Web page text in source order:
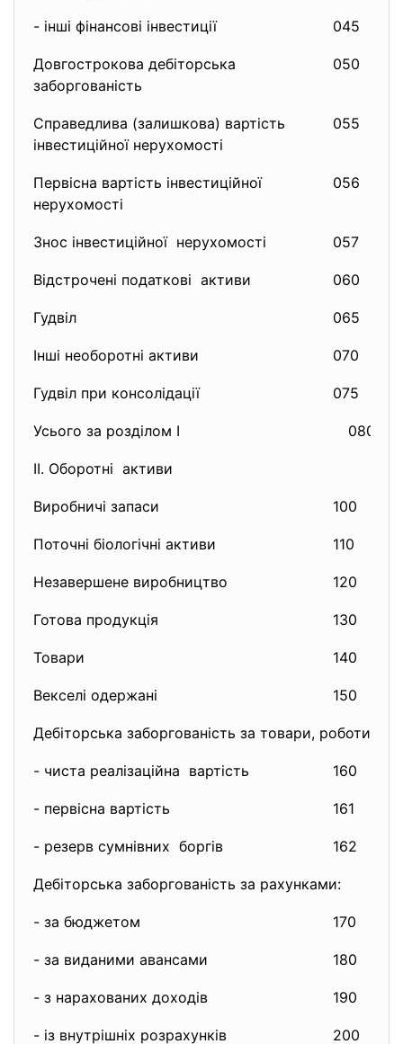
- інші фінансові інвестиції 045
Довгострокова дебіторська
заборгованість
050
Справедлива (залишкова) вартість
інвестиційної нерухомості
055
Первісна вартість інвестиційної
нерухомості
056
Знос інвестиційної нерухомості 057
Відстрочені податкові активи 060
Гудвіл 065
Інші необоротні активи 070
Гудвіл при консолідації 075
Усього за розділом I 080
II. Оборотні активи
Виробничі запаси 100
Поточні біологічні активи 110
Незавершене виробництво 120
Готова продукція 130
Товари 140
Векселі одержані 150
Дебіторська заборгованість за товари, роботи,
- чиста реалізаційна вартість 160
- первісна вартість 161
- резерв сумнівних боргів 162
Дебіторська заборгованість за рахунками:
- за бюджетом 170
- за виданими авансами 180
- з нарахованих доходів 190
- із внутрішніх розрахунків 200